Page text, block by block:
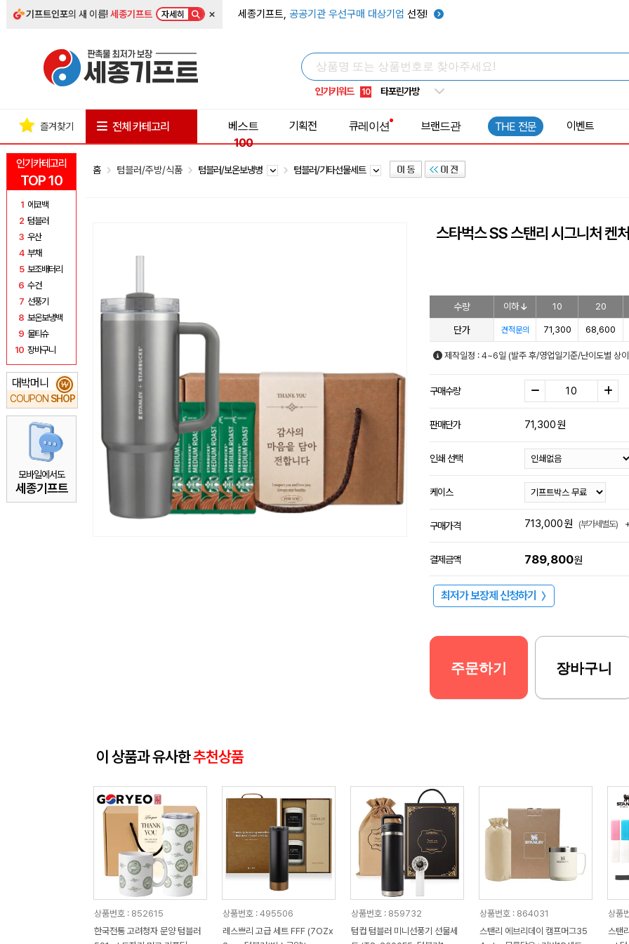
기프트인포의 새 이름!세종기프트 자세히 × 세종기프트, 공공기관 우선구매 대상기업 선정!
인기키워드
7 텀블러
10 타포린가방
1 선풍기
인기카테고리
TOP 10
1 에코백
2 텀블러
3 우산
4 부채
5 보조배터리
6 수건
7 선풍기
8 보온보냉백
9 물티슈
10 장바구니
대박머니
COUPON SHOP
₩
모바일에서도
세종기프트
즐겨찾기 전체 카테고리
베스트
100
기획전 큐레이션 브랜드관 THE 전문 이벤트
홈 텀블러/주방/식품 텀블러/보온보냉병 텀블러/기타선물세트
스타벅스 SS 스탠리 시그니처 켄
수량 이하 10 20
단가 견적문의 71,300 68,600
제작일정 : 4~6일 (발주 후/영업일기준/난이도별 상
구매수량
판매단가 71,300원
인쇄 선택
케이스
구매가격 713,000원 (부가세별도)
결제금액 789,800원
최저가 보장제 신청하기 〉
주문하기 장바구니
이 상품과 유사한추천상품
상품번호 : 852615
한국전통 고려청자 문양 텀블러
상품번호 : 495506
레스쁘리 고급 세트 FFF (7OZx
상품번호 : 859732
텀컵 텀블러 미니선풍기 선물세
상품번호 : 864031
스탠리 에브리데이 캠프머그35
상품
스탠